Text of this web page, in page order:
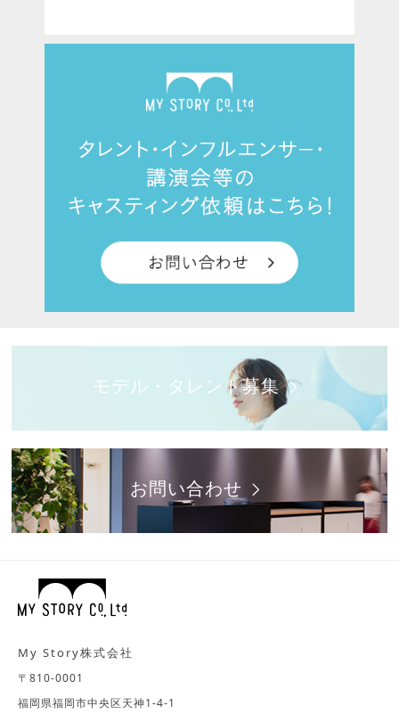
モデル・タレント募集
お問い合わせ
My Story株式会社
〒810-0001
福岡県福岡市中央区天神1-4-1